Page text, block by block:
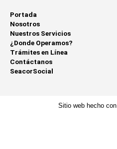
Portada
Nosotros
Nuestros Servicios
¿Donde Operamos?
Trámites en Línea
Contáctanos
SeacorSocial
Sitio web hecho con